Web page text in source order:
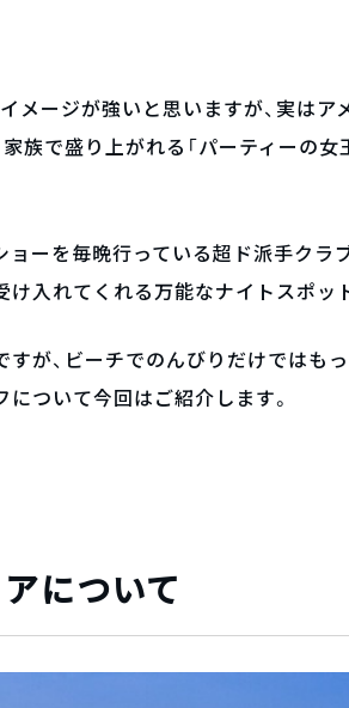
メージが強いと思いますが、実はア
族で盛り上がれる「パーティーの女
ーを毎晩行っている超ド派手クラ
入れてくれる万能なナイトスポッ
が、ビーチでのんびりだけではもっ
ついて今回はご紹介します。
について